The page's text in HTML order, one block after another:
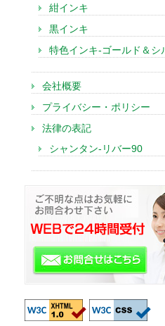
紺インキ
黒インキ
特色インキ-ゴールド＆シ
会社概要
プライバシー・ポリシー
法律の表記
シャンタン-リバー90